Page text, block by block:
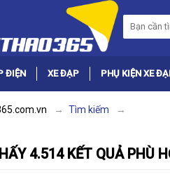
ĐIỆN XE ĐẠP PHỤ KIỆN XE
Tìm kiếm
4.514 KẾT QUẢ PHÙ